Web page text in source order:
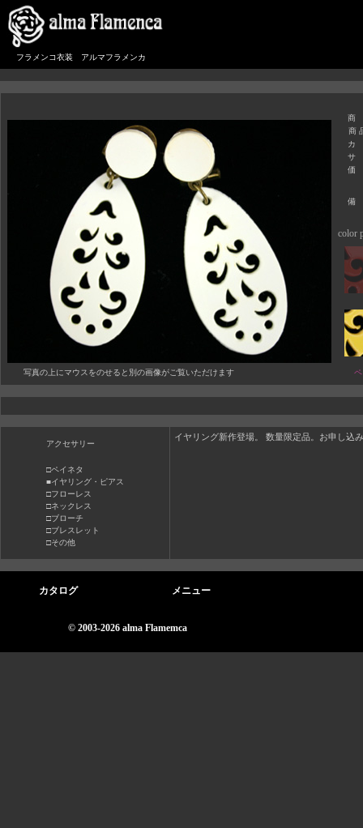
フラメンコ衣装 アルマフラメンカ
写真の上にマウスをのせると別の画像がご覧いただけます
商
商
カ
サ
color
アクセサリー
□ペイネタ
■イヤリング・ピアス
□フローレス
□ネックレス
□ブローチ
□ブレスレット
□その他
イヤリング新作登場。 数量限定品。お申し込
カタログ メニュー
© 2003-2026 alma Flamemca